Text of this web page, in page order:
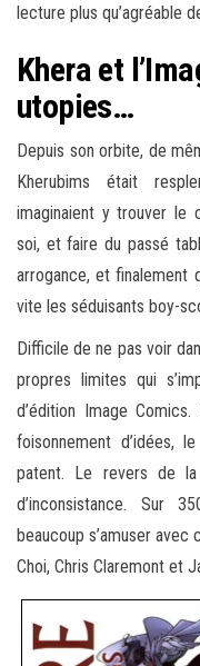
lecture plus qu’agréable
Khera et
utopies…
Depuis son orbite, de
Kherubims était
imaginaient y trouver le
soi, et faire du passé
arrogance, et finalement
vite les séduisants boy-
Difficile de ne pas voir
propres limites qui
d’édition Image
foisonnement d’idées,
patent. Le revers de la
d’inconsistance. Sur
beaucoup s’amuser
Choi, Chris Claremont et